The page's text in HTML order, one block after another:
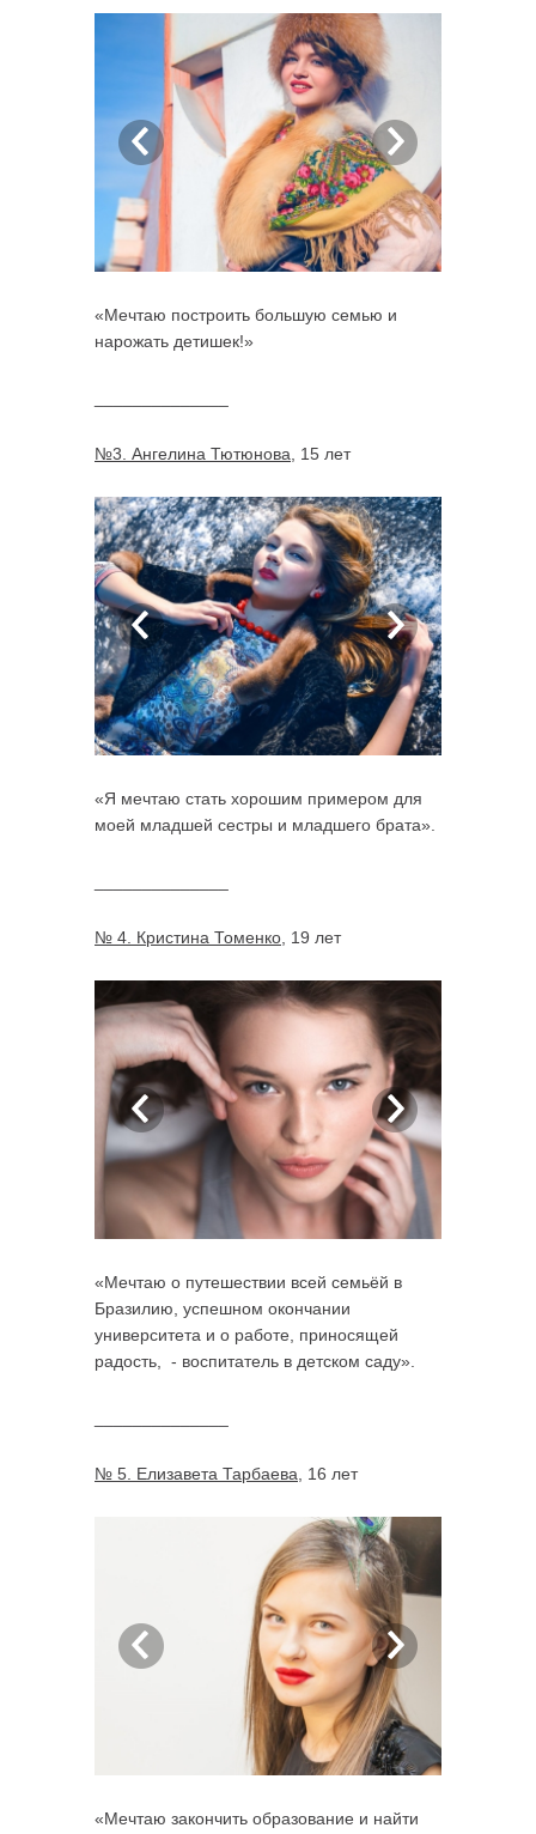
«Мечтаю построить большую семью и
нарожать детишек!»
№3. Ангелина Тютюнова , 15 лет
«Я мечтаю стать хорошим примером для
моей младшей сестры и младшего брата».
№ 4. Кристина Томенко , 19 лет
«Мечтаю о путешествии всей семьёй в
Бразилию, успешном окончании
университета и о работе, приносящей
радость, - воспитатель в детском саду».
№ 5. Елизавета Тарбаева , 16 лет
«Мечтаю закончить образование и найти